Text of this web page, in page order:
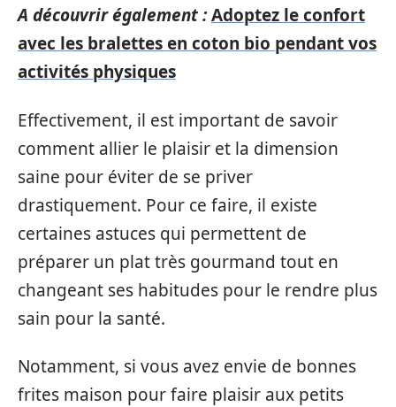
A découvrir également :Adoptez le confort
avec les bralettes en coton bio pendant vos
activités physiques
Effectivement, il est important de savoir
comment allier le plaisir et la dimension
saine pour éviter de se priver
drastiquement. Pour ce faire, il existe
certaines astuces qui permettent de
préparer un plat très gourmand tout en
changeant ses habitudes pour le rendre plus
sain pour la santé.
Notamment, si vous avez envie de bonnes
frites maison pour faire plaisir aux petits